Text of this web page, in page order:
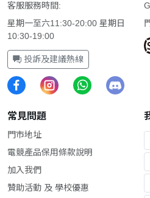
客服服務時間:
星期一至六11:30-20:00 星期日
10:30-19:00
投訴及建議熱線
常見問題
門市地址
電競產品保用條款說明
加入我們
贊助活動 及 學校優惠